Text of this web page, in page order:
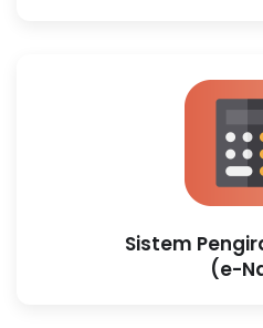
Sistem
(e-